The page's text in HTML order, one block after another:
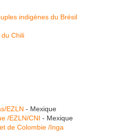
indigènes du Brésil
Chili
EZLN - Mexique
/EZLN/CNI - Mexique
de Colombie /Inga